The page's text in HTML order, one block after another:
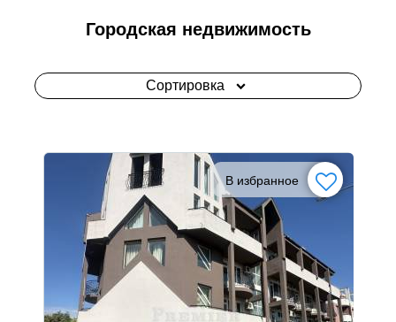
Городская недвижимость
Сортировка
В избранное